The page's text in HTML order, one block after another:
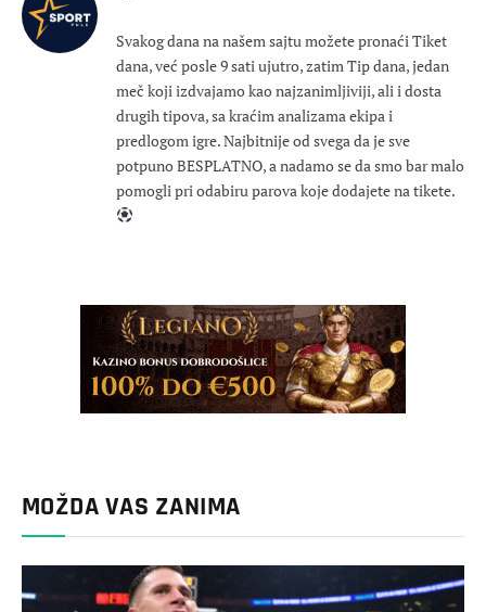
Svakog dana na našem sajtu možete pronaći Tiket
dana, već posle 9 sati ujutro, zatim Tip dana, jedan
meč koji izdvajamo kao najzanimljiviji, ali i dosta
drugih tipova, sa kraćim analizama ekipa i
predlogom igre. Najbitnije od svega da je sve
potpuno BESPLATNO, a nadamo se da smo bar malo
pomogli pri odabiru parova koje dodajete na tikete.
MOŽDA VAS ZANIMA